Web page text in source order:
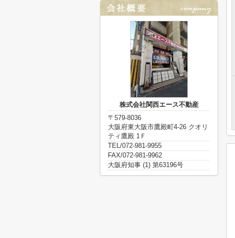
株式会社関西エース不動産
〒579-8036
大阪府東大阪市鷹殿町4-26 クオリ
ティ鷹殿 1Ｆ
TEL/072-981-9955
FAX/072-981-9962
大阪府知事 (1) 第63196号